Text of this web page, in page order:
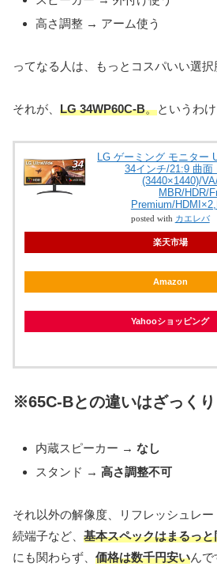
高さ調整 → アーム使う
ってなる人は、もっとコスパいい選択
それが、 LG 34WP60C-B。というわけ
LG ゲーミング モニター
34インチ/21:9 曲面
(3440×1440)/
MBR/HDR/
Premium/
posted with カエレバ
楽天市場
Amazon
Yahooショッピング
※65C-Bとの違いはざっく
内蔵スピーカー → なし
スタンド → 高さ調整不可
それ以外の解像度、リフレッシュレ
続端子など、 基本スペックはまるっと
にも関わらず、 価格は数千円安いんで